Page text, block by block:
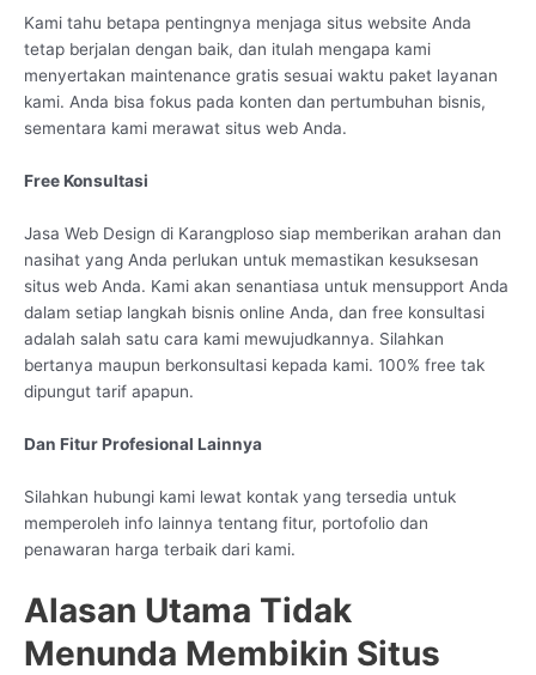
Kami tahu betapa pentingnya menjaga situs website Anda
tetap berjalan dengan baik, dan itulah mengapa kami
menyertakan maintenance gratis sesuai waktu paket layanan
kami. Anda bisa fokus pada konten dan pertumbuhan bisnis,
sementara kami merawat situs web Anda.
Free Konsultasi
Jasa Web Design di Karangploso siap memberikan arahan dan
nasihat yang Anda perlukan untuk memastikan kesuksesan
situs web Anda. Kami akan senantiasa untuk mensupport Anda
dalam setiap langkah bisnis online Anda, dan free konsultasi
adalah salah satu cara kami mewujudkannya. Silahkan
bertanya maupun berkonsultasi kepada kami. 100% free tak
dipungut tarif apapun.
Dan Fitur Profesional Lainnya
Silahkan hubungi kami lewat kontak yang tersedia untuk
memperoleh info lainnya tentang fitur, portofolio dan
penawaran harga terbaik dari kami.
Alasan Utama Tidak
Menunda Membikin Situs